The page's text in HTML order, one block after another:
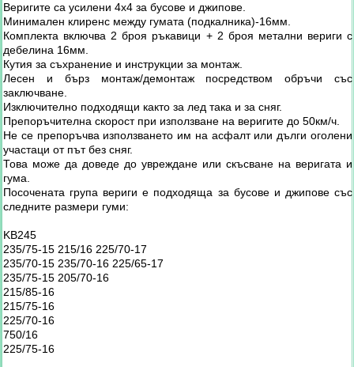
Веригите са усилени 4х4 за бусове и джипове.
Минимален клиренс между гумата (подкалника)-16мм.
Комплекта включва 2 броя ръкавици + 2 броя метални вериги с
дебелина 16мм.
Кутия за съхранение и инструкции за монтаж.
Лесен и бърз монтаж/демонтаж посредством обръчи със
заключване.
Изключително подходящи както за лед така и за сняг.
Препоръчителна скорост при използване на веригите до 50км/ч.
Не се препоръчва използването им на асфалт или дълги оголени
участаци от път без сняг.
Това може да доведе до увреждане или скъсване на веригата и
гума.
Посочената група вериги е подходяща за бусове и джипове със
следните размери гуми:
KB245
235/75-15 215/16 225/70-17
235/70-15 235/70-16 225/65-17
235/75-15 205/70-16
215/85-16
215/75-16
225/70-16
750/16
225/75-16